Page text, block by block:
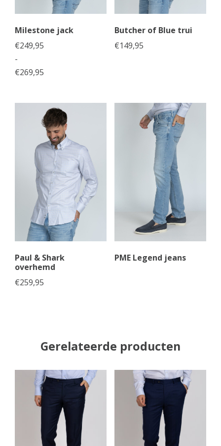
Milestone jack
€249,95
-
€269,95
Butcher of Blue trui
€149,95
Paul & Shark
overhemd
€259,95
PME Legend jeans
Gerelateerde producten